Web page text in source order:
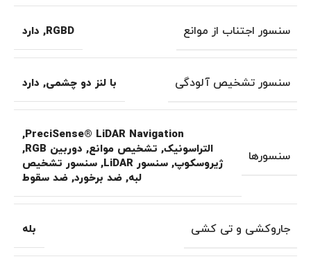
سنسور اجتناب از موانع RGBD
, دارد
سنسور تشخیص آلودگی با لنز دو چشمی, دارد
سنسورها
PreciSense® LiDAR Navigation
,
التراسونیک, تشخیص موانع, دوربین RGB
,
ژیروسکوپ, سنسور LiDAR , سنسور تشخیص
لبه, ضد برخورد, ضد سقوط
جاروکشی و تی کشی بله